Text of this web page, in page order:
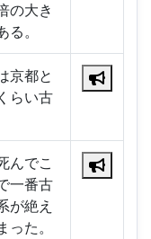
の大き
る。
京都と
らい古
んでこ
一番古
が絶え
った。